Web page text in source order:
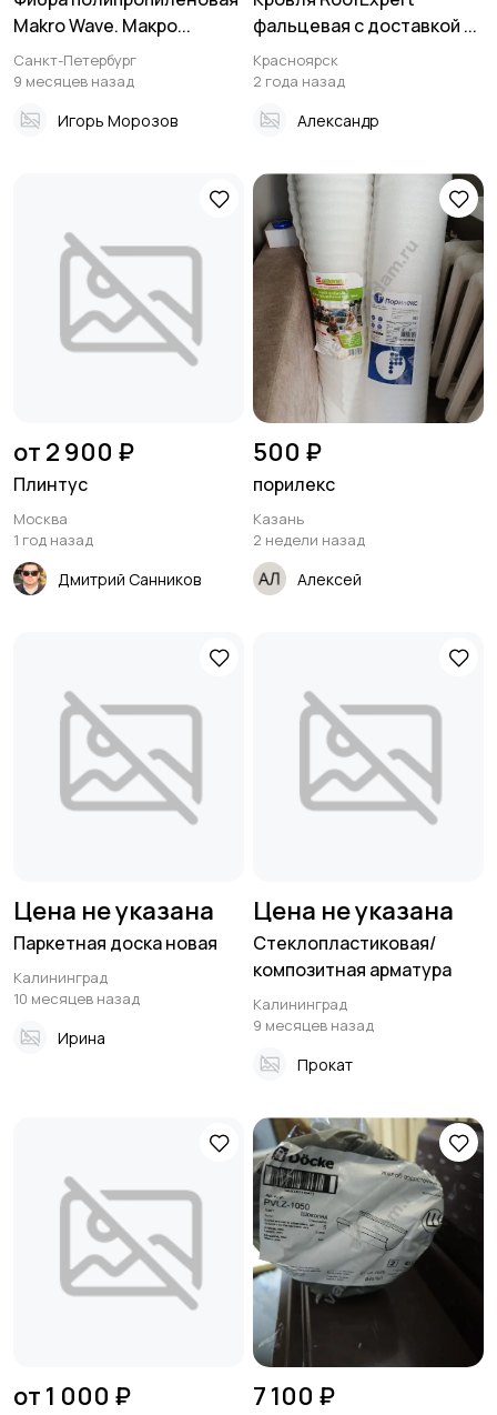
Makro Wave. Макро...
Санкт-Петербург
9 месяцев назад
Игорь Морозов
фальцевая с доставкой ...
Красноярск
2 года назад
Александр
от 2 900 ₽
Плинтус
Москва
1 год назад
Дмитрий Санников
500 ₽
порилекс
Казань
2 недели назад
Алексей
Цена не указана
Паркетная доска новая
Калининград
10 месяцев назад
Ирина
Цена не указана
Стеклопластиковая/
композитная арматура
Калининград
9 месяцев назад
Прокат
от 1 000 ₽ 7 100 ₽